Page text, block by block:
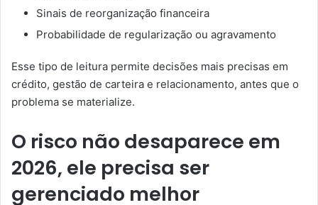
Sinais de reorganização financeira
Probabilidade de regularização ou agravamento
Esse tipo de leitura permite decisões mais precisas em
crédito, gestão de carteira e relacionamento, antes que o
problema se materialize.
O risco não desaparece em
2026, ele precisa ser
gerenciado melhor